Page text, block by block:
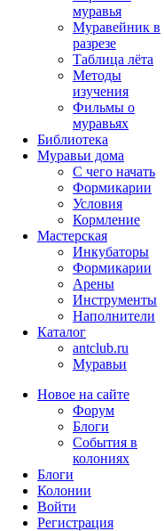
муравья
Муравейник в
разрезе
Таблица лёта
Методы
изучения
Фильмы о
муравьях
Библиотека
Муравьи дома
С чего начать
Формикарии
Условия
Кормление
Мастерская
Инкубаторы
Формикарии
Арены
Инструменты
Наполнители
Каталог
antclub.ru
Муравьи
Новое на сайте
Форум
Блоги
События в
колониях
Блоги
Колонии
Войти
Peгиcтpaция